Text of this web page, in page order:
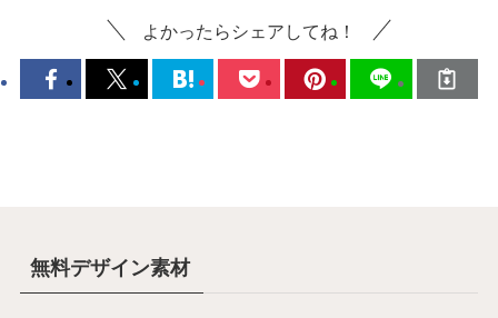
よかったらシェアしてね！
無料デザイン素材